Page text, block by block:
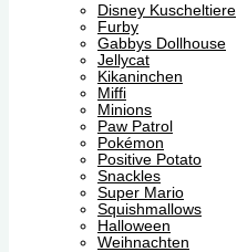
Disney Kuscheltiere
Furby
Gabbys Dollhouse
Jellycat
Kikaninchen
Miffi
Minions
Paw Patrol
Pokémon
Positive Potato
Snackles
Super Mario
Squishmallows
Halloween
Weihnachten